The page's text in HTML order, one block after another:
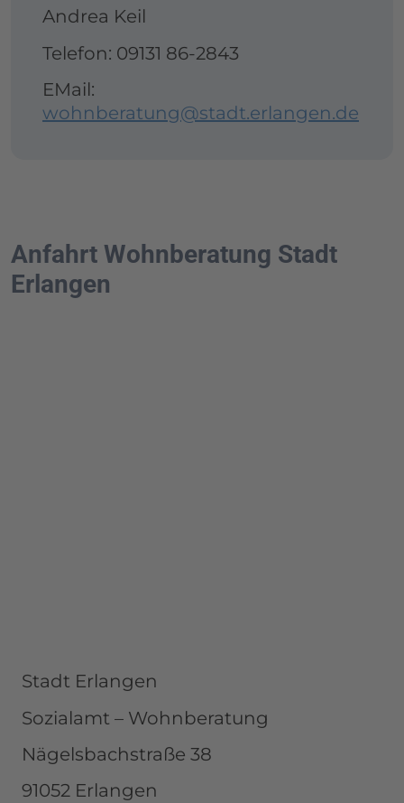
Andrea Keil
Telefon: 09131 86-2843
EMail:
wohnberatung@stadt.erlangen.de
Anfahrt Wohnberatung Stadt
Erlangen
Stadt Erlangen
Sozialamt – Wohnberatung
Nägelsbachstraße 38
91052 Erlangen